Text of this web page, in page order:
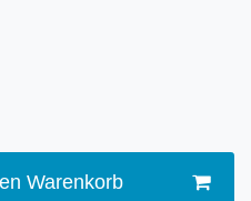
Warenkorb